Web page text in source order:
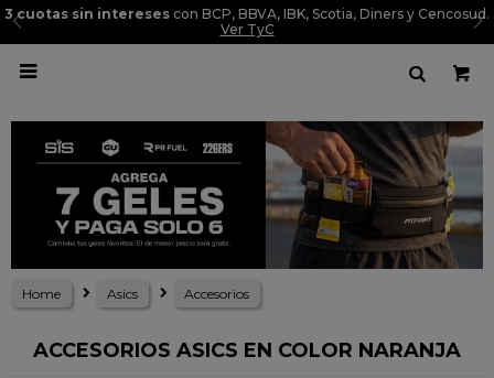
3 cuotas sin intereses con BCP, BBVA, IBK, Scotia, Diners y Cencosud.
Ver TyC

Home Asics Accesorios
ACCESORIOS ASICS EN COLOR NARANJA